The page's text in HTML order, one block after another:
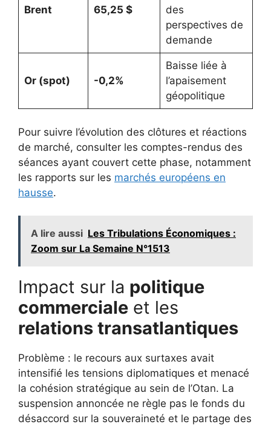
Brent 65,25 $
des
perspectives de
demande
Or (spot) -0,2%
Baisse liée à
l’apaisement
géopolitique
Pour suivre l’évolution des clôtures et réactions
de marché, consulter les comptes-rendus des
séances ayant couvert cette phase, notamment
les rapports sur les marchés européens en
hausse.
A lire aussi Les Tribulations Économiques :
Zoom sur La Semaine N°1513
Impact sur la politique
commerciale et les
relations transatlantiques
Problème : le recours aux surtaxes avait
intensifié les tensions diplomatiques et menacé
la cohésion stratégique au sein de l’Otan. La
suspension annoncée ne règle pas le fonds du
désaccord sur la souveraineté et le partage des